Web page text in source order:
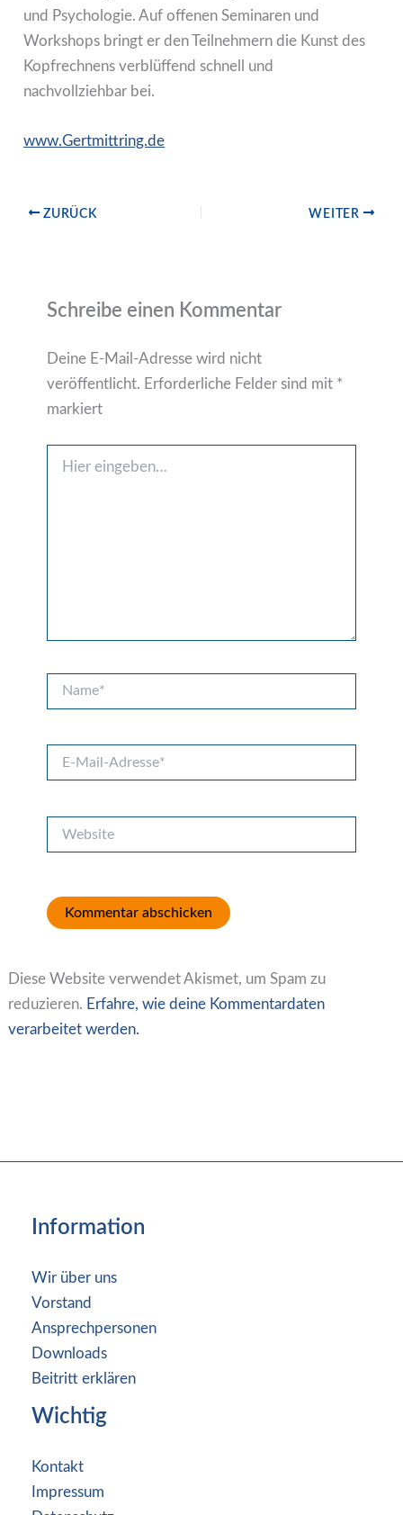
und Psychologie. Auf offenen Seminaren und
Workshops bringt er den Teilnehmern die Kunst des
Kopfrechnens verblüffend schnell und
nachvollziehbar bei.
www.Gertmittring.de
ZURÜCK WEITER
Schreibe einen Kommentar
Deine E-Mail-Adresse wird nicht
veröffentlicht. Erforderliche Felder sind mit *
markiert
eingeben…
Mail-
Diese Website verwendet Akismet, um Spam zu
reduzieren. Erfahre, wie deine Kommentardaten
verarbeitet werden.
Information
Wir über uns
Vorstand
Ansprechpersonen
Downloads
Beitritt erklären
Wichtig
Kontakt
Impressum